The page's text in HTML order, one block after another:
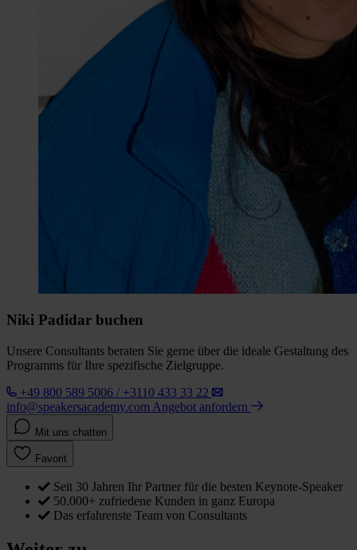
Niki Padidar buchen
Unsere Consultants beraten Sie gerne über die ideale Gestaltung des
Programms für Ihre spezifische Zielgruppe.
+49 800 589 5006 / +3110 433 33 22
info@speakersacademy.com Angebot anfordern
Mit uns chatten
Favorit
Seit 30 Jahren Ihr Partner für die besten Keynote-Speaker
50.000+ zufriedene Kunden in ganz Europa
Das erfahrenste Team von Consultants